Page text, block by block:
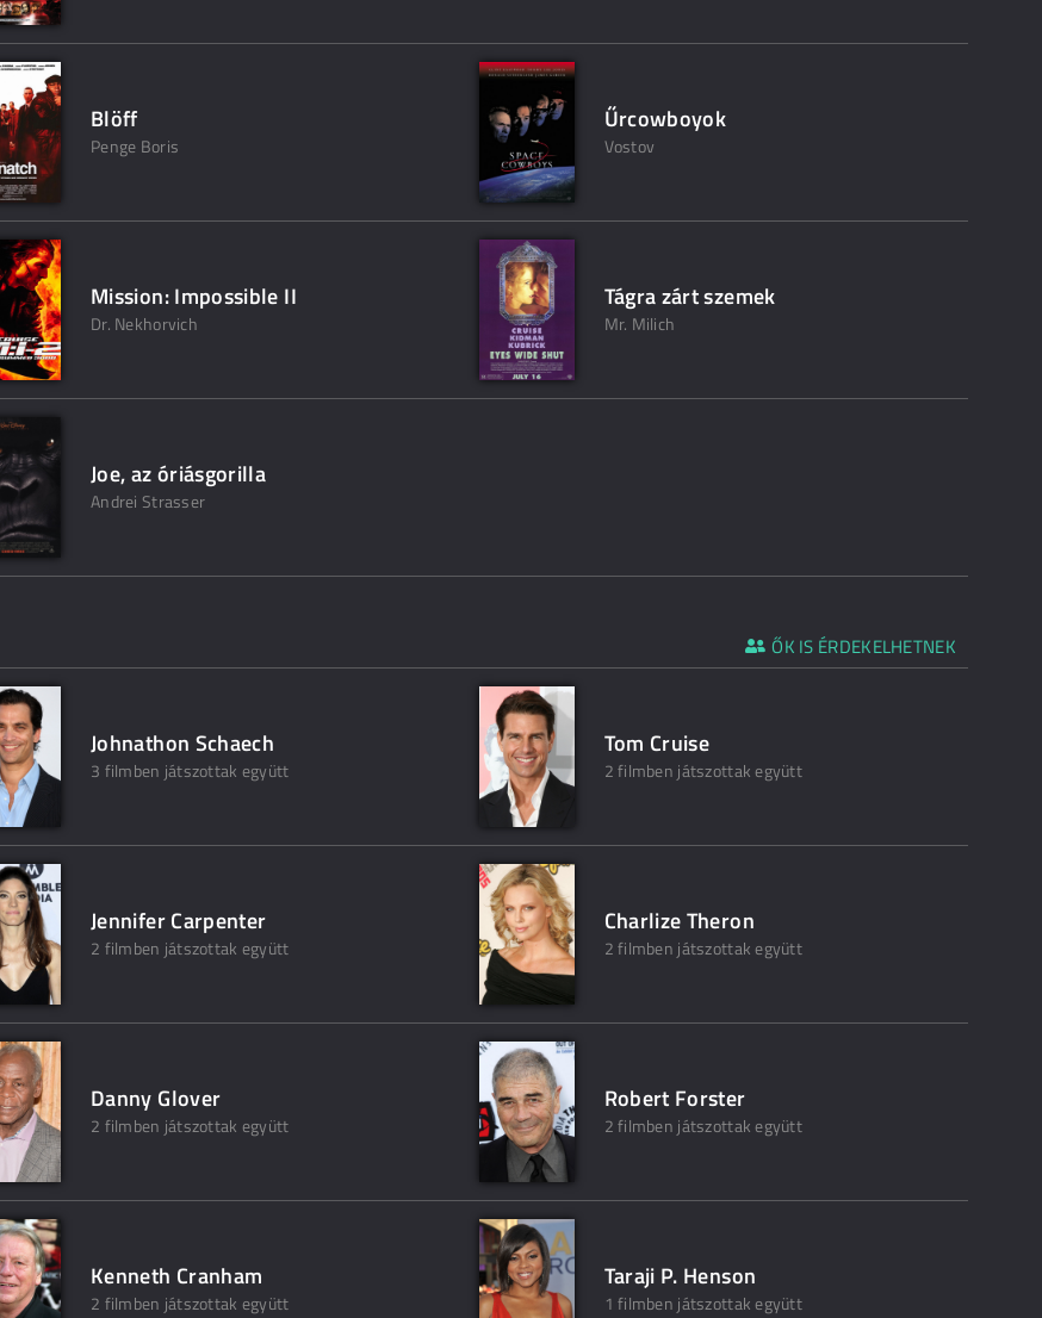
Blöff
Penge Boris
Űrcowboyok
Vostov
Mission: Impossible II
Dr. Nekhorvich
Tágra zárt szemek
Mr. Milich
Joe, az óriásgorilla
Andrei Strasser
ŐK IS ÉRDEKELHETNEK
Johnathon Schaech
3 filmben játszottak együtt
Tom Cruise
2 filmben játszottak együtt
Jennifer Carpenter
2 filmben játszottak együtt
Charlize Theron
2 filmben játszottak együtt
Danny Glover
2 filmben játszottak együtt
Robert Forster
2 filmben játszottak együtt
Kenneth Cranham
2 filmben játszottak együtt
Taraji P. Henson
1 filmben játszottak együtt